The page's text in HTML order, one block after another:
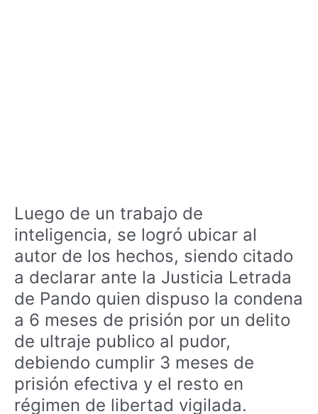
Luego de un trabajo de
inteligencia, se logró ubicar al
autor de los hechos, siendo citado
a declarar ante la Justicia Letrada
de Pando quien dispuso la condena
a 6 meses de prisión por un delito
de ultraje publico al pudor,
debiendo cumplir 3 meses de
prisión efectiva y el resto en
régimen de libertad vigilada.